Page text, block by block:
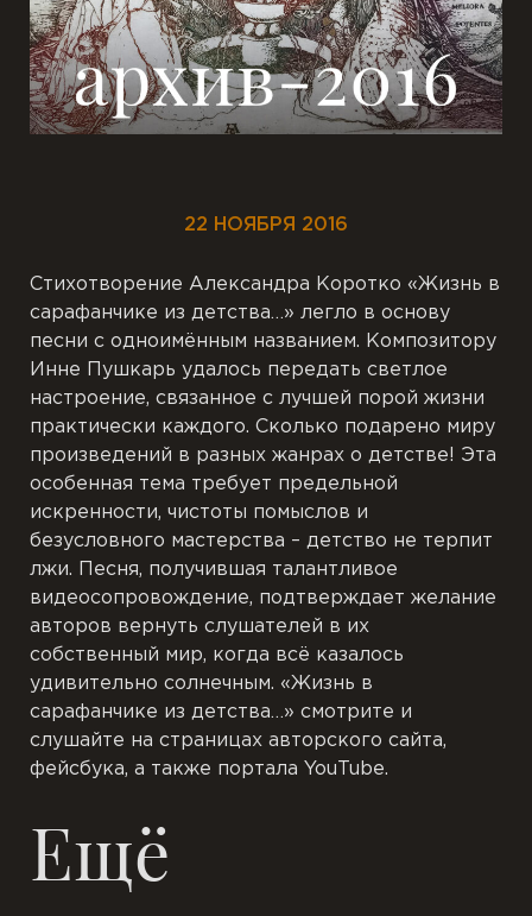
22 НОЯБРЯ 2016
Стихотворение Александра Коротко «Жизнь в
сарафанчике из детства…» легло в основу
песни с одноимённым названием. Композитору
Инне Пушкарь удалось передать светлое
настроение, связанное с лучшей порой жизни
практически каждого. Сколько подарено миру
произведений в разных жанрах о детстве! Эта
особенная тема требует предельной
искренности, чистоты помыслов и
безусловного мастерства – детство не терпит
лжи. Песня, получившая талантливое
видеосопровождение, подтверждает желание
авторов вернуть слушателей в их
собственный мир, когда всё казалось
удивительно солнечным. «Жизнь в
сарафанчике из детства…» смотрите и
слушайте на страницах авторского сайта,
фейсбука, а также портала YouTube.
Ещё